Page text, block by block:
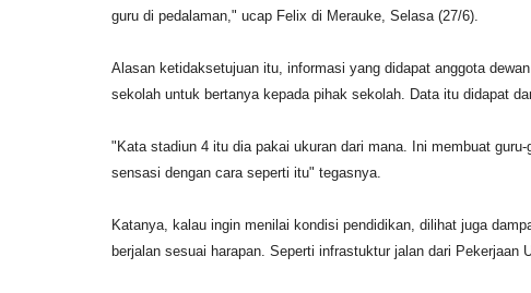
guru di pedalaman," ucap Felix di Merauke, Selasa (27/6).
Alasan ketidaksetujuan itu, informasi yang didapat anggota
sekolah untuk bertanya kepada pihak sekolah. Data itu didapat
"Kata stadiun 4 itu dia pakai ukuran dari mana. Ini membuat
sensasi dengan cara seperti itu" tegasnya.
Katanya, kalau ingin menilai kondisi pendidikan, dilihat juga
berjalan sesuai harapan. Seperti infrastuktur jalan dari Pekerjaan